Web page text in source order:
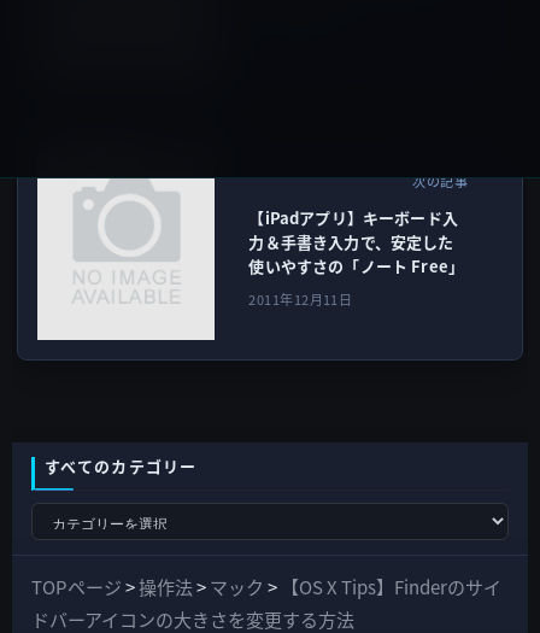
次の記事
【iPadアプリ】キーボード入
力＆手書き入力で、安定した
使いやすさの「ノート Free」
2011年12月11日
すべてのカテゴリー
て
の
TOPページ>操作法>マック >
【OS X Tips】Finderのサイ
ドバーアイコンの大きさを変更する方法